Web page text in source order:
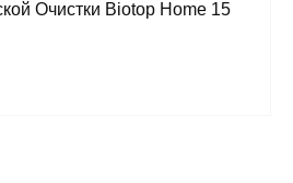
Очистки Biotop Home 15